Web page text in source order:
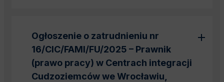
Ogłoszenie o zatrudnieniu nr
16/CIC/FAMI/FU/2025 – Prawnik
(prawo pracy) w Centrach integracji
Cudzoziemców we Wrocławiu,